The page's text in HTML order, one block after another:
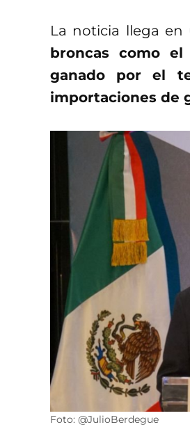
La noticia llega
broncas como
ganado por el
importaciones de
Foto: @JulioBerdegue